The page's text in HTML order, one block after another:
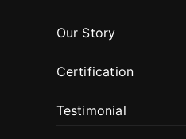
Our Story
Certification
Testimonial